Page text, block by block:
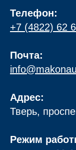
Телефон:
+7 (4822) 62
Почта:
Адрес:
Тверь,
Режим